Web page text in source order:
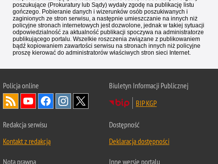
poszukujące (Prokuratury lub Sądy) wydały zgodę na publikację listu
gończego. Pobieranie danych i wizerunków osób poszukiwanych i
zaginionych ze stron serwisu, a następnie umieszczanie na innych niż
policyjne stronach internetowych jest dozwolone, jednak w takiej sytuacji
odpowiedzialność za aktualność publikacji spoczywa na administratorze
publikującego portalu. Wszelkie roszczenia związane z publikowaniem
bądź kopiowaniem zawartości serwisu na stronach innych niż policyjne
proszę kierować do administratorów właściwych stron sieci Internet.
Policjaonline
Biuletyn Informacji Publicznej
BIP KGP
Redakcja serwisu
Kontakt z redakcją
Dostępność
Deklaracja dostępności
Nota prawna Inne wersje portalu